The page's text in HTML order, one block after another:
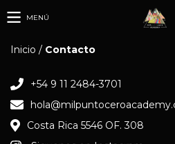
MENÚ
Inicio / Contacto
+54 9 11 2484-3701
Costa Rica 5546 OF. 308